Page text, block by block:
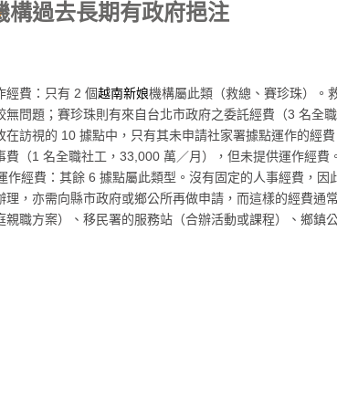
構過去長期有政府挹注
經費：只有 2 個越南新娘機構屬此類（救總、賽珍珠）。
無問題；賽珍珠則有來自台北市政府之委託經費（3 名
在訪視的 10 據點中，只有其未申請社家署據點運作的經
費（1 名全職社工，33,000 萬／月），但未提供運作經
作經費：其餘 6 據點屬此類型。沒有固定的人事經費，
理，亦需向縣市政府或鄉公所再做申請，而這樣的經費
親職方案）、移民署的服務站（合辦活動或課程）、鄉